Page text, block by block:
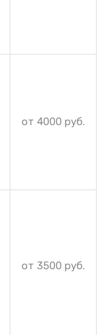
от 4000 руб.
от 3500 руб.